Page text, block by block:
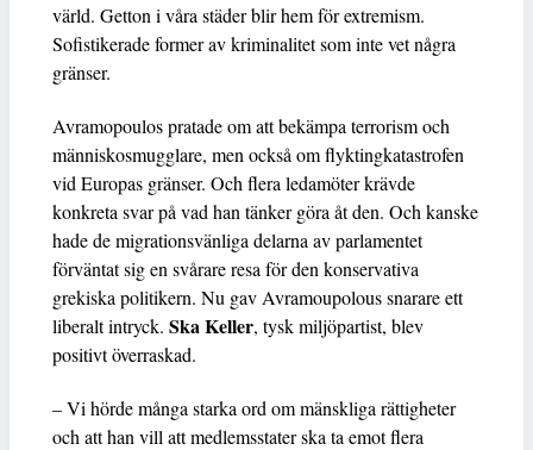
värld. Getton i våra städer blir hem för extremism.
Sofistikerade former av kriminalitet som inte vet några
gränser.
Avramopoulos pratade om att bekämpa terrorism och
människosmugglare, men också om flyktingkatastrofen
vid Europas gränser. Och flera ledamöter krävde
konkreta svar på vad han tänker göra åt den. Och kanske
hade de migrationsvänliga delarna av parlamentet
förväntat sig en svårare resa för den konservativa
grekiska politikern. Nu gav Avramoupolous snarare ett
liberalt intryck. Ska Keller, tysk miljöpartist, blev
positivt överraskad.
– Vi hörde många starka ord om mänskliga rättigheter
och att han vill att medlemsstater ska ta emot flera